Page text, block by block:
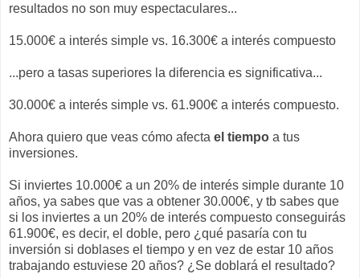
resultados no son muy espectaculares...
15.000€ a interés simple vs. 16.300€ a interés compuesto
...pero a tasas superiores la diferencia es significativa...
30.000€ a interés simple vs. 61.900€ a interés compuesto.
Ahora quiero que veas cómo afecta el tiempo a tus
inversiones.
Si inviertes 10.000€ a un 20% de interés simple durante 10
años, ya sabes que vas a obtener 30.000€, y tb sabes que
si los inviertes a un 20% de interés compuesto conseguirás
61.900€, es decir, el doble, pero ¿qué pasaría con tu
inversión si doblases el tiempo y en vez de estar 10 años
trabajando estuviese 20 años? ¿Se doblará el resultado?